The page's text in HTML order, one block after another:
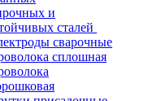
и
сталей
сварочные
сплошная